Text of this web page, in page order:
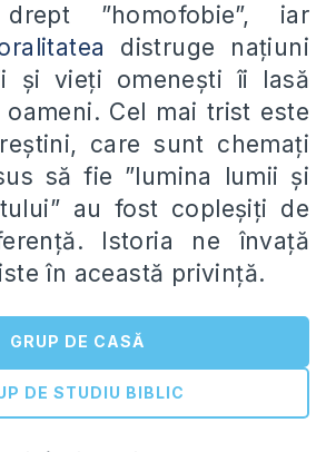
”homofobie”, iar
distruge națiuni
și vieți omenești îi lasă
Cel mai trist este
care sunt chemați
să fie ”lumina lumii și
au fost copleșiți de
Istoria ne învață
în această privință.
GRUP DE CASĂ
DE STUDIU BIBLIC